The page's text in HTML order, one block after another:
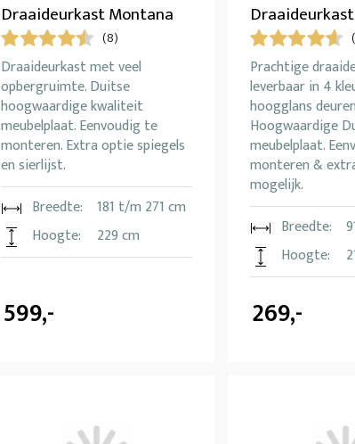
Draaideurkast Montana
(8)
Draaideurkast met veel
opbergruimte. Duitse
hoogwaardige kwaliteit
meubelplaat. Eenvoudig te
monteren. Extra optie spiegels
en sierlijst.
Breedte:
181 t/m 271 cm
Hoogte:
229 cm
599,-
Prachtige
leverbaar in 4
hoogglans
Hoogwaardige
meubelplaat.
monteren &
mogelijk.
Breedte:
Hoogte:
269,-